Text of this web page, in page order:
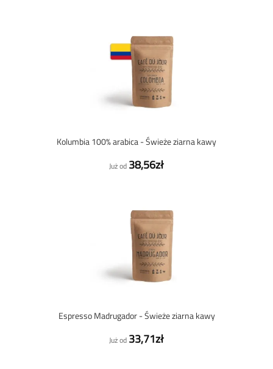
Kolumbia 100% arabica - Świeże ziarna kawy
Już od 38,56zł
Espresso Madrugador - Świeże ziarna kawy
Już od 33,71zł